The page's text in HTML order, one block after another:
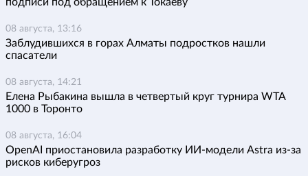
подписи под обращением к Токаеву
08 августа, 13:16
Заблудившихся в горах Алматы подростков нашли
спасатели
08 августа, 14:21
Елена Рыбакина вышла в четвертый круг турнира WTA
1000 в Торонто
08 августа, 16:04
OpenAI приостановила разработку ИИ-модели Astra из-за
рисков киберугроз